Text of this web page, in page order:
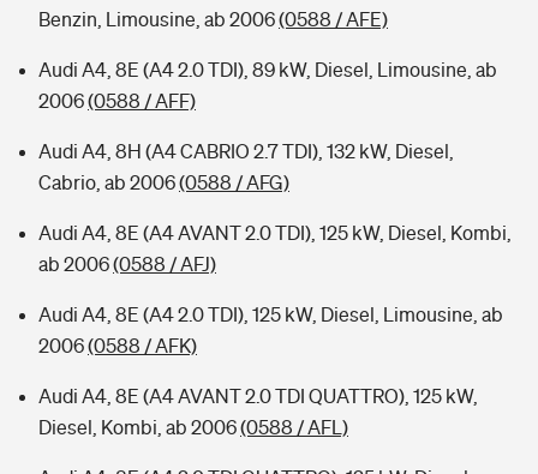
Benzin, Limousine, ab 2006(0588 / AFE)
Audi A4, 8E (A4 2.0 TDI), 89 kW, Diesel, Limousine, ab
2006(0588 / AFF)
Audi A4, 8H (A4 CABRIO 2.7 TDI), 132 kW, Diesel,
Cabrio, ab 2006(0588 / AFG)
Audi A4, 8E (A4 AVANT 2.0 TDI), 125 kW, Diesel, Kombi,
ab 2006(0588 / AFJ)
Audi A4, 8E (A4 2.0 TDI), 125 kW, Diesel, Limousine, ab
2006(0588 / AFK)
Audi A4, 8E (A4 AVANT 2.0 TDI QUATTRO), 125 kW,
Diesel, Kombi, ab 2006(0588 / AFL)